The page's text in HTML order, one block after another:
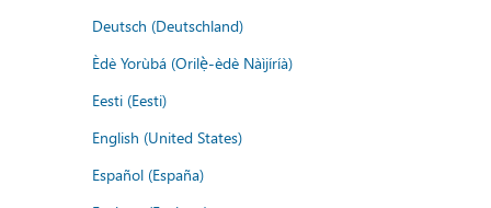
Deutsch (Deutschland)
Èdè Yorùbá (Orilẹ̀-èdè Nàìjíríà)
Eesti (Eesti)
English (United States)
Español (España)